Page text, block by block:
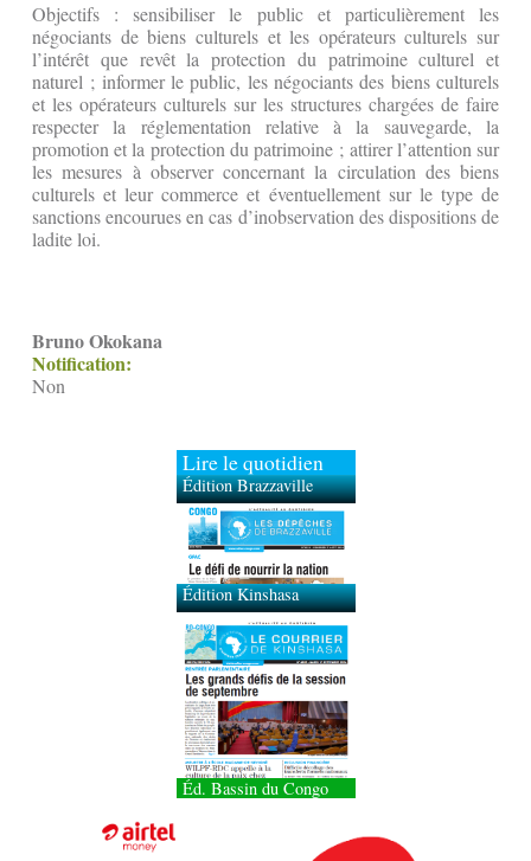
Objectifs : sensibiliser le public et particulièrement les
négociants de biens culturels et les opérateurs culturels sur
l’intérêt que revêt la protection du patrimoine culturel et
naturel ; informer le public, les négociants des biens culturels
et les opérateurs culturels sur les structures chargées de faire
respecter la réglementation relative à la sauvegarde, la
promotion et la protection du patrimoine ; attirer l’attention sur
les mesures à observer concernant la circulation des biens
culturels et leur commerce et éventuellement sur le type de
sanctions encourues en cas d’inobservation des dispositions de
ladite loi.
Bruno Okokana
Notification:
Non
Lire le quotidien
Édition Brazzaville
Édition Kinshasa
Éd. Bassin du Congo